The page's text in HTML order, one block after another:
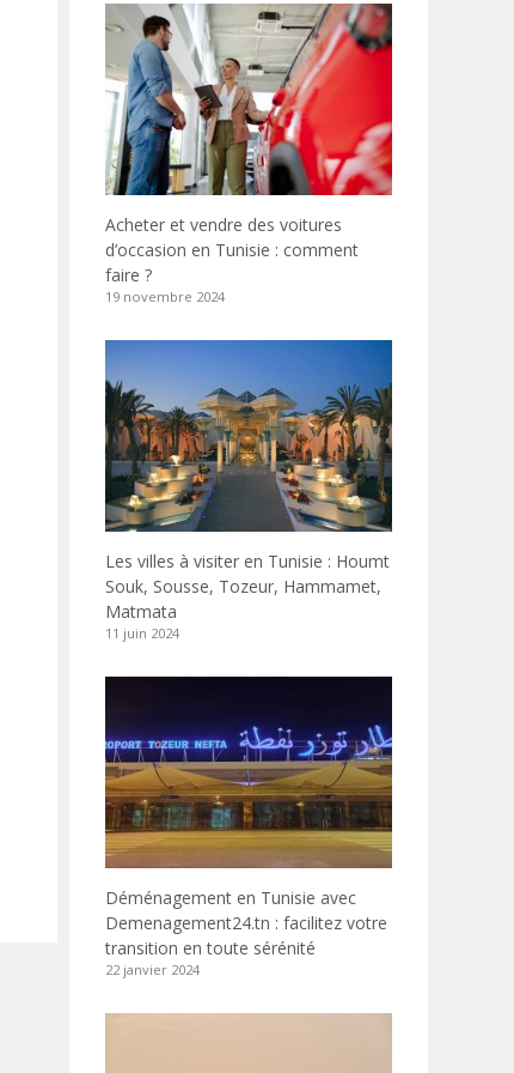
Acheter et vendre des voitures
d’occasion en Tunisie : comment
faire ?
19 novembre 2024
Les villes à visiter en Tunisie : Houmt
Souk, Sousse, Tozeur, Hammamet,
Matmata
11 juin 2024
Déménagement en Tunisie avec
Demenagement24.tn : facilitez votre
transition en toute sérénité
22 janvier 2024